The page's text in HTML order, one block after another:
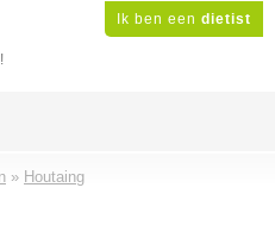
Ik ben een dietist
» Houtaing